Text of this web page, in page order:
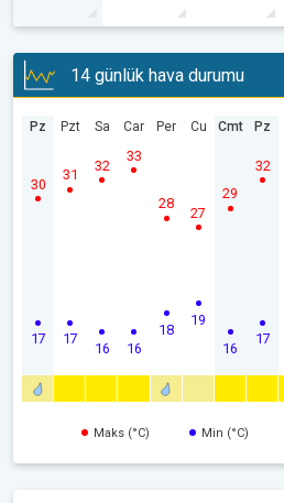
14 günlük hava durumu
Pz
17
30
Pzt
17
31
Sa
16
32
Car
16
33
Per
18
28
Cu
19
27
Cmt
16
29
Pz
17
32
Maks (°C) Min (°C)